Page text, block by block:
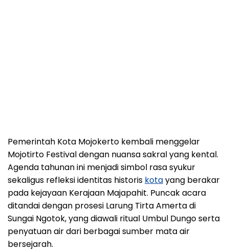
Pemerintah Kota Mojokerto kembali menggelar
Mojotirto Festival dengan nuansa sakral yang kental.
Agenda tahunan ini menjadi simbol rasa syukur
sekaligus refleksi identitas historis kotayang berakar
pada kejayaan Kerajaan Majapahit. Puncak acara
ditandai dengan prosesi Larung Tirta Amerta di
Sungai Ngotok, yang diawali ritual Umbul Dungo serta
penyatuan air dari berbagai sumber mata air
bersejarah.